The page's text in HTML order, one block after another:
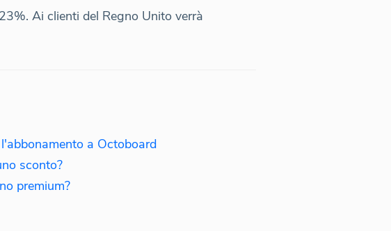
Ai clienti del Regno Unito verrà
a Octoboard
sconto?
premium?